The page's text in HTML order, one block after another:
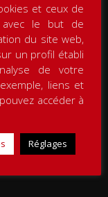
et ceux de
avec le but de
du site web,
un profil établi
de votre
liens et
accéder à
Réglages